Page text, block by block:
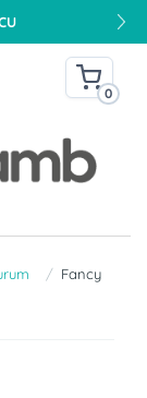
0
Fancy